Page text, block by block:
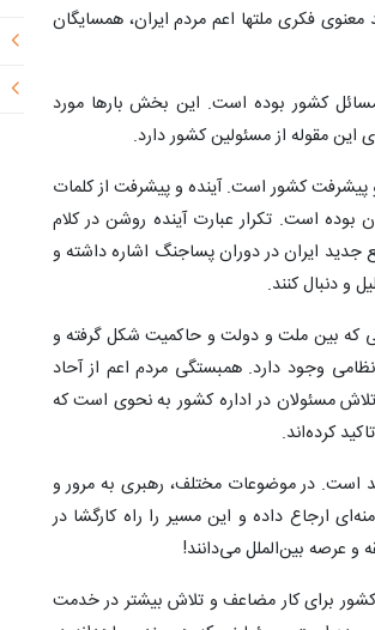
معنوی فکری ملتها اعم مردم ایران، همسایگان
کشور بوده است. این بخش بارها مورد
این مقوله از مسئولین کشور دارد.
پیشرفت کشور است. آینده و پیشرفت از کلمات
بوده است. تکرار عبارت آینده روشن در کلام
ایران در دوران پساجنگ اشاره داشته و
و دنبال کنند.
بین ملت و دولت و حاکمیت شکل گرفته و‌
وجود دارد. همبستگی مردم اعم از آحاد
مسئولان در اداره کشور به نحوی است که
کرده‌اند.
است. در موضوعات مختلف، رهبری به مرور و
ارجاع داده و این مسیر را راه کارگشا در
و عرصه بین‌الملل می‌دانند!
کشور برای کار مضاعف و تلاش بیشتر در خدمت